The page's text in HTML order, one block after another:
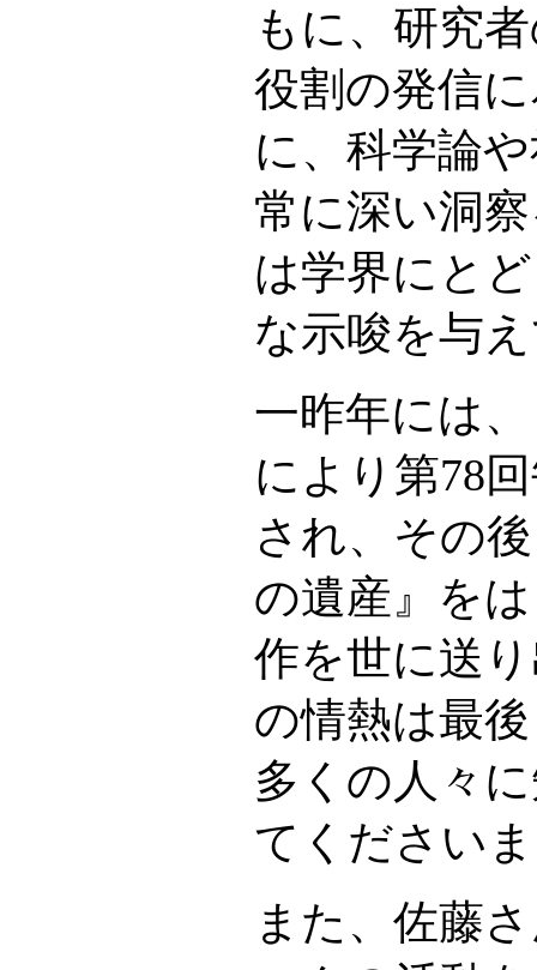
もに、研究
役割の発信
に、科学論
常に深い洞
は学界にと
な示唆を与
一昨年には
により第78
され、その
の遺産』を
作を世に送
の情熱は最
多くの人々
てください
また、佐藤